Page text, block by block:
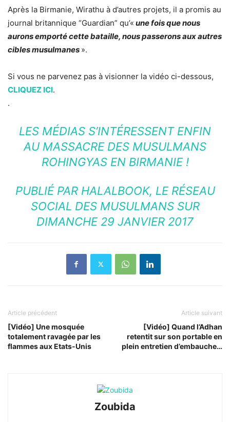
Après la Birmanie, Wirathu à d’autres projets, il a promis au
journal britannique “Guardian” qu’« une fois que nous
aurons emporté cette bataille, nous passerons aux autres
cibles musulmanes ».
Si vous ne parvenez pas à visionner la vidéo ci-dessous,
CLIQUEZ ICI.
.
LES MÉDIAS S’INTÉRESSENT ENFIN
AU MASSACRE DES MUSULMANS
ROHINGYAS EN BIRMANIE !
PUBLIÉ PAR HALALBOOK, LE RÉSEAU
SOCIAL DES MUSULMANSSUR
DIMANCHE 29 JANVIER 2017
Article précédent
[Vidéo] Une mosquée
totalement ravagée par les
flammes aux Etats-Unis
Article suivant
[Vidéo] Quand l’Adhan
retentit sur son portable en
plein entretien d’embauche…
Zoubida